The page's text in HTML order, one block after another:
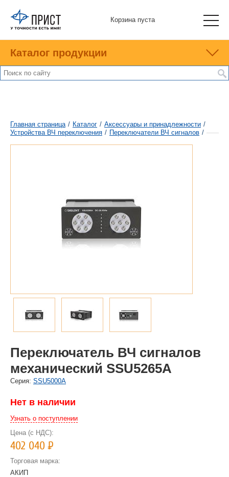
Корзина пуста
Каталог продукции
Главная страница / Каталог / Аксессуары и принадлежности /
Устройства ВЧ переключения / Переключатели ВЧ сигналов /
Переключатель ВЧ сигналов
механический SSU5265A
Cерия: SSU5000A
Нет в наличии
Узнать о поступлении
Цена (с НДС):
402 040Р
Торговая марка:
АКИП